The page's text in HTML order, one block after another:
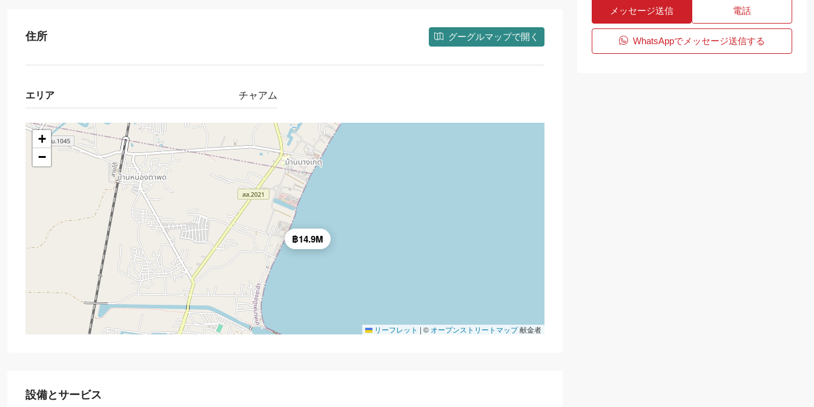
住所 グーグルマップで開く
エリア チャアム
฿14.9M
+
−
リーフレット | © オープンストリートマップ献金者
設備とサービス
メッセージ送信 電話
WhatsAppでメッセージ送信する